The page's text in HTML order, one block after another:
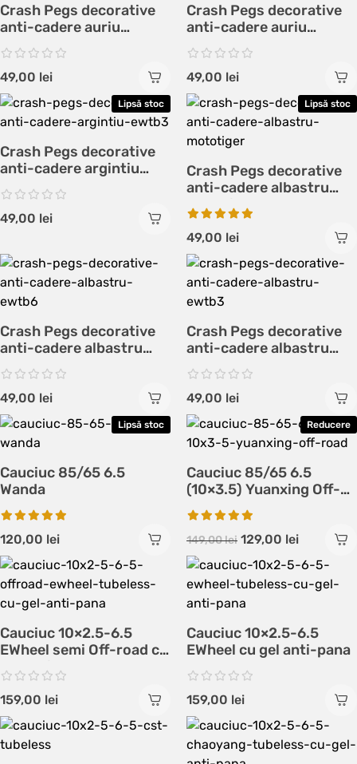
Crash Pegs decorative
anti-cadere auriu
EWTB6
49,00 lei
Crash Pegs decorative
anti-cadere auriu
EWTB3
49,00 lei
Lipsă stoc
Crash Pegs decorative
anti-cadere argintiu
EWTB3
49,00 lei
Lipsă stoc
Crash Pegs decorative
anti-cadere albastru
MotoTiger
49,00 lei
Crash Pegs decorative
anti-cadere albastru
EWTB6
49,00 lei
Crash Pegs decorative
anti-cadere albastru
EWTB3
49,00 lei
Lipsă stoc
Cauciuc 85/65 6.5
Wanda
120,00 lei
Reducere
Cauciuc 85/65 6.5
(10×3.5) Yuanxing Off-
Road
149,00lei 129,00 lei
Cauciuc 10×2.5-6.5
EWheel semi Off-road cu
gel anti-pana
159,00 lei
Cauciuc 10×2.5-6.5
EWheel cu gel anti-pana
159,00 lei